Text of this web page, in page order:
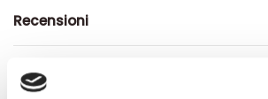
Recensioni